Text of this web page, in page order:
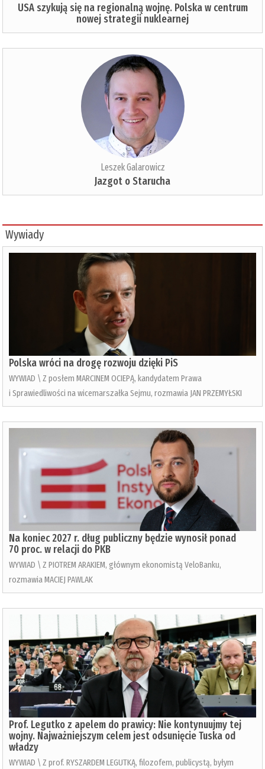
USA szykują się na regionalną wojnę. Polska w centrum
nowej strategii nuklearnej
Leszek Galarowicz
Jazgot o Starucha
Wywiady
Polska wróci na drogę rozwoju dzięki PiS
WYWIAD \ Z posłem MARCINEM OCIEPĄ, kandydatem Prawa
i Sprawiedliwości na wicemarszałka Sejmu, rozmawia JAN PRZEMYŁSKI
Na koniec 2027 r. dług publiczny będzie wynosił ponad
70 proc. w relacji do PKB
WYWIAD \ Z PIOTREM ARAKIEM, głównym ekonomistą VeloBanku,
rozmawia MACIEJ PAWLAK
Prof. Legutko z apelem do prawicy: Nie kontynuujmy tej
wojny. Najważniejszym celem jest odsunięcie Tuska od
władzy
WYWIAD \ Z prof. RYSZARDEM LEGUTKĄ, filozofem, publicystą, byłym